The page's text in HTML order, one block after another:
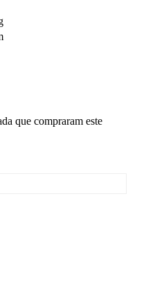
que compraram este